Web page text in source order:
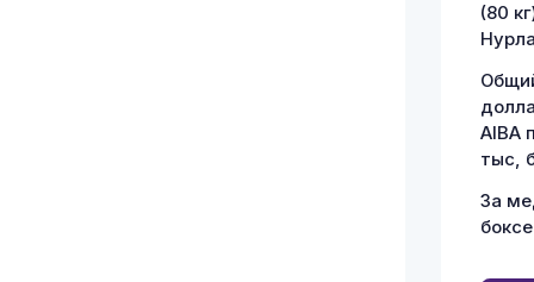
(80
AIBA
тыс,
За